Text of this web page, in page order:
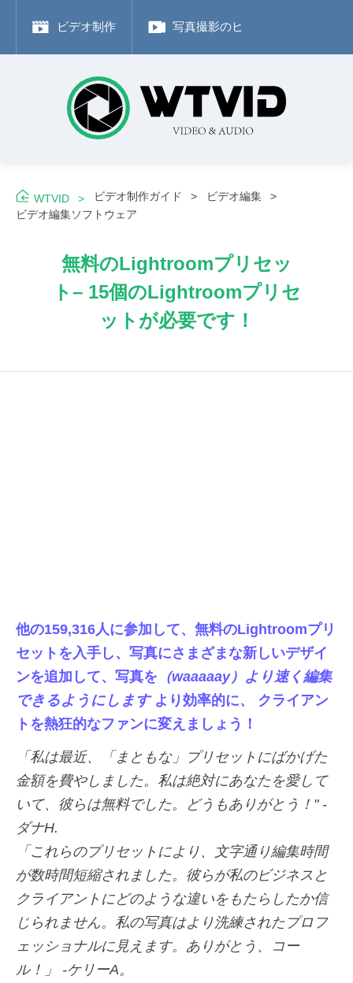
ビデオ制作 写真撮影のヒント
WTVID ビデオ制作ガイド
ビデオ編集
ビデオ編集ソフトウェア
無料のLightroomプリセッ
ト– 15個のLightroomプリセ
ットが必要です！
他の159,316人に参加して、無料のLightroomプリ
セットを入手し、写真にさまざまな新しいデザイ
ンを追加して、写真を （waaaaay）より速く編集
できるようにしますより効率的に、
クライアン
トを熱狂的なファンに変えましょう！
「私は最近、「まともな」プリセットにばかげた
金額を費やしました。私は絶対にあなたを愛して
いて、彼らは無料でした。どうもありがとう！" -
ダナH.
「これらのプリセットにより、文字通り編集時間
が数時間短縮されました。彼らが私のビジネスと
クライアントにどのような違いをもたらしたか信
じられません。私の写真はより洗練されたプロフ
ェッショナルに見えます。ありがとう、コー
ル！」 -ケリーA。